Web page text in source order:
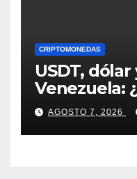
CRIPTOMONEDAS
USDT,
Venezuela:
fenómeno
Feathers”?
AGOSTO 7, 2026